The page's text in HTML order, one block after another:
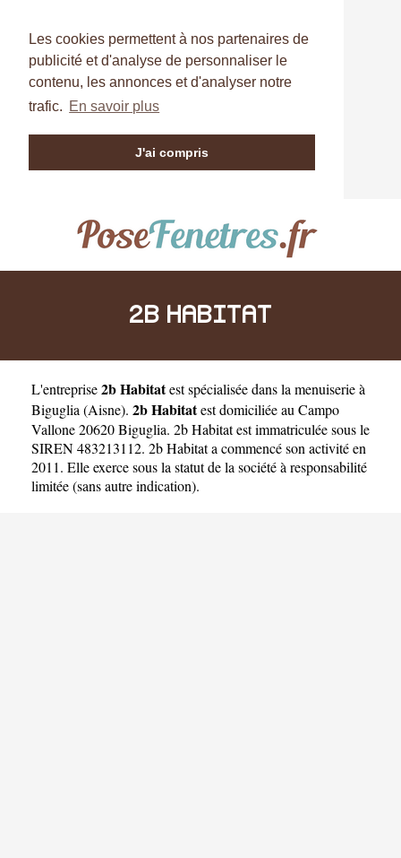
Les cookies permettent à nos partenaires de
publicité et d'analyse de personnaliser le
contenu, les annonces et d'analyser notre
trafic. En savoir plus
J'ai compris
2B HABITAT
L'entreprise2b Habitatestspécialisée dans la menuiserie à
Biguglia (Aisne). 2b Habitatest domiciliée au Campo
Vallone 20620 Biguglia. 2b Habitat est immatriculée sous le
SIREN 483213112. 2b Habitat a commencé son activité en
2011. Elle exerce sous la statut de la société à responsabilité
limitée (sans autre indication).